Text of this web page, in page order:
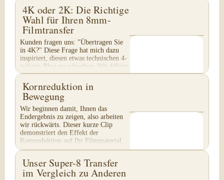
4K oder 2K: Die Richtige
Wahl für Ihren 8mm-
Filmtransfer
Kunden fragen uns: "Übertragen Sie
in 4K?" Diese Frage hat mich dazu
inspiriert, diesen etwas technischen 4-
teiligen Blog zu schreiben. Wir führen
keinen 4K-Transfer von 8mm-Filmen
durch...
Kornreduktion in
Bewegung
Wir beginnen damit, Ihnen das
Endergebnis zu zeigen, also arbeiten
wir rückwärts. Dieser kurze Clip
demonstriert den Effekt der
Kornreduktion auf Ihr Filmmaterial.
Achten Sie besonders auf...
Unser Super-8 Transfer
im Vergleich zu Anderen